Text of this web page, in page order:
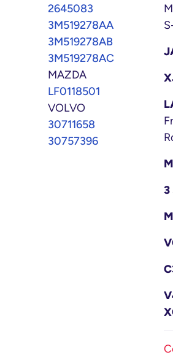
2645083
3M519278AA
3M519278AB
3M519278AC
MAZDA
LF0118501
VOLVO
30711658
30757396
3